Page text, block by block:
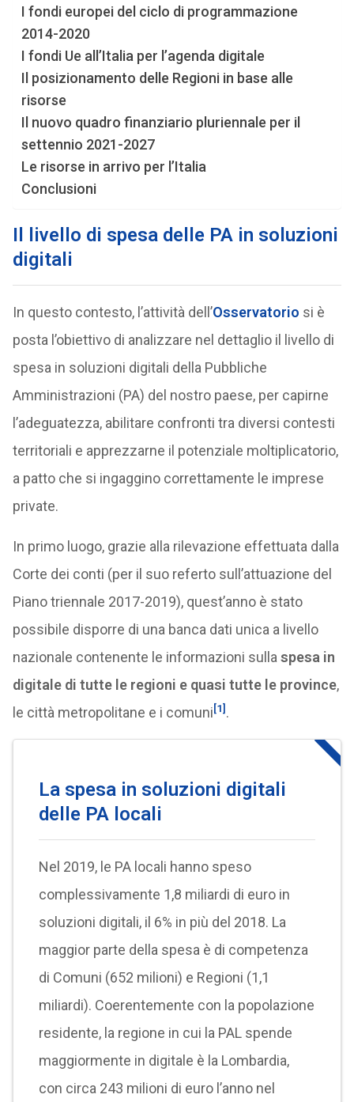
I fondi europei del ciclo di programmazione
2014-2020
I fondi Ue all’Italia per l’agenda digitale
Il posizionamento delle Regioni in base alle
risorse
Il nuovo quadro finanziario pluriennale per il
settennio 2021-2027
Le risorse in arrivo per l’Italia
Conclusioni
Il livello di spesa delle PA in soluzioni
digitali
In questo contesto, l’attività dell’Osservatorio si è
posta l’obiettivo di analizzare nel dettaglio il livello di
spesa in soluzioni digitali della Pubbliche
Amministrazioni (PA) del nostro paese, per capirne
l’adeguatezza, abilitare confronti tra diversi contesti
territoriali e apprezzarne il potenziale moltiplicatorio,
a patto che si ingaggino correttamente le imprese
private.
In primo luogo, grazie alla rilevazione effettuata dalla
Corte dei conti (per il suo referto sull’attuazione del
Piano triennale 2017-2019), quest’anno è stato
possibile disporre di una banca dati unica a livello
nazionale contenente le informazioni sulla spesa in
digitale di tutte le regioni e quasi tutte le province,
le città metropolitane e i comuni[1] .
La spesa in soluzioni digitali
delle PA locali
Nel 2019, le PA locali hanno speso
complessivamente 1,8 miliardi di euro in
soluzioni digitali, il 6% in più del 2018. La
maggior parte della spesa è di competenza
di Comuni (652 milioni) e Regioni (1,1
miliardi). Coerentemente con la popolazione
residente, la regione in cui la PAL spende
maggiormente in digitale è la Lombardia,
con circa 243 milioni di euro l’anno nel